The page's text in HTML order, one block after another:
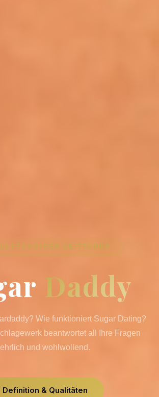
LEITFADEN
Daddy
Wie funktioniert Sugar Dating?
beantwortet all Ihre Fragen
ehrlich und wohlwollend.
Definition & Qualitäten